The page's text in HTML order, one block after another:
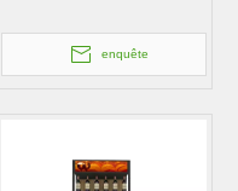
enquête